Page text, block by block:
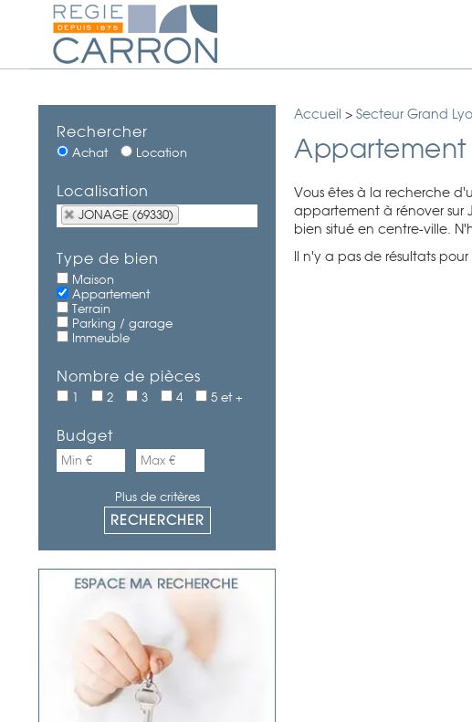
Rechercher
Achat Location
Localisation
JONAGE (69330)
Type de bien
Maison
Appartement
Terrain
Parking / garage
Immeuble
Nombre de pièces
1 2 3 4 5 et +
Budget
Plus de critères
Accueil > Secteur Grand
Appartement
Vous êtes à la recherche
appartement à rénover sur
bien situé en centre-ville.
Il n'y a pas de résultats